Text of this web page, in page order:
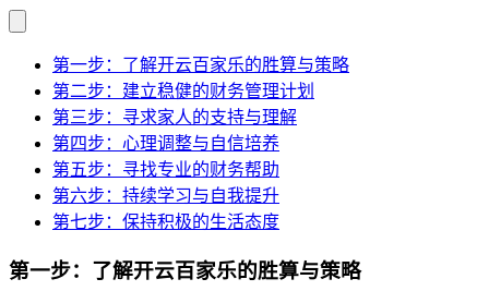
第一步：了解开云百家乐的胜算与策略
第二步：建立稳健的财务管理计划
第三步：寻求家人的支持与理解
第四步：心理调整与自信培养
第五步：寻找专业的财务帮助
第六步：持续学习与自我提升
第七步：保持积极的生活态度
第一步：了解开云百家乐的胜算与策略